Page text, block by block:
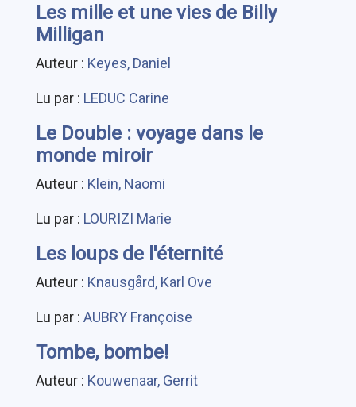
Les mille et une vies de Billy
Milligan
Auteur : Keyes, Daniel
Lu par : LEDUC Carine
Le Double : voyage dans le
monde miroir
Auteur : Klein, Naomi
Lu par : LOURIZI Marie
Les loups de l'éternité
Auteur : Knausgård, Karl Ove
Lu par : AUBRY Françoise
Tombe, bombe!
Auteur : Kouwenaar, Gerrit